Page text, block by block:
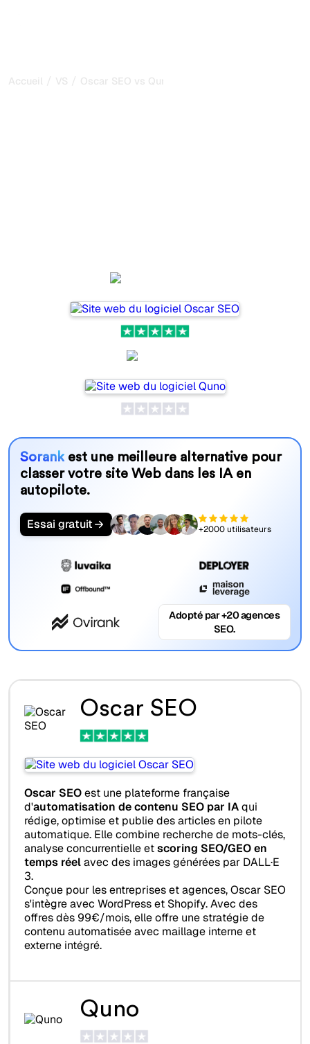
Accueil / VS / Oscar SEO vs Quno
Sorankest une meilleure alternative pour
classer votre site Web dans les IA en
autopilote.
Essai gratuit +2000 utilisateurs
Adopté par +20 agences
SEO.
Oscar SEO
Oscar SEOest une plateforme française
d'automatisation de contenu SEO par IAqui
rédige, optimise et publie des articles en pilote
automatique. Elle combine recherche de mots-clés,
analyse concurrentielle etscoring SEO/GEO en
temps réelavec des images générées par DALL·E
3.
Conçue pour les entreprises et agences, Oscar SEO
s'intègre avec WordPress et Shopify. Avec des
offres dès 99€/mois, elle offre une stratégie de
contenu automatisée avec maillage interne et
externe intégré.
Quno